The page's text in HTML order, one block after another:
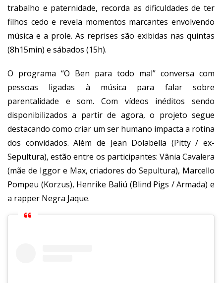
trabalho e paternidade, recorda as dificuldades de ter
filhos cedo e revela momentos marcantes envolvendo
música e a prole. As reprises são exibidas nas quintas
(8h15min) e sábados (15h).
O programa “O Ben para todo mal” conversa com
pessoas ligadas à música para falar sobre
parentalidade e som. Com vídeos inéditos sendo
disponibilizados a partir de agora, o projeto segue
destacando como criar um ser humano impacta a rotina
dos convidados. Além de Jean Dolabella (Pitty / ex-
Sepultura), estão entre os participantes: Vânia Cavalera
(mãe de Iggor e Max, criadores do Sepultura), Marcello
Pompeu (Korzus), Henrike Baliú (Blind Pigs / Armada) e
a rapper Negra Jaque.